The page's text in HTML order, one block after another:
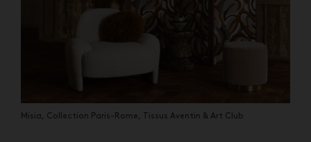
Misia, Collection Paris-Rome, Tissus Aventin & Art Club